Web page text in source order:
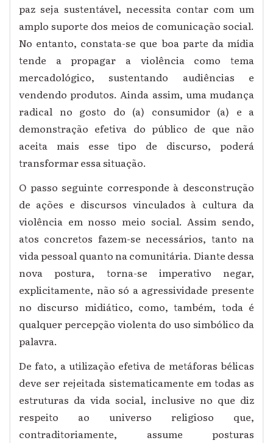
paz seja sustentável, necessita contar com um
amplo suporte dos meios de comunicação social.
No entanto, constata-se que boa parte da mídia
tende a propagar a violência como tema
mercadológico, sustentando audiências e
vendendo produtos. Ainda assim, uma mudança
radical no gosto do (a) consumidor (a) e a
demonstração efetiva do público de que não
aceita mais esse tipo de discurso, poderá
transformar essa situação.
O passo seguinte corresponde à desconstrução
de ações e discursos vinculados à cultura da
violência em nosso meio social. Assim sendo,
atos concretos fazem-se necessários, tanto na
vida pessoal quanto na comunitária. Diante dessa
nova postura, torna-se imperativo negar,
explicitamente, não só a agressividade presente
no discurso midiático, como, também, toda é
qualquer percepção violenta do uso simbólico da
palavra.
De fato, a utilização efetiva de metáforas bélicas
deve ser rejeitada sistematicamente em todas as
estruturas da vida social, inclusive no que diz
respeito ao universo religioso que,
contraditoriamente, assume posturas